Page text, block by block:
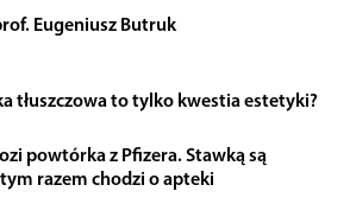
Eugeniusz Butruk
tłuszczowa to tylko kwestia estetyki?
powtórka z Pfizera. Stawką są
razem chodzi o apteki